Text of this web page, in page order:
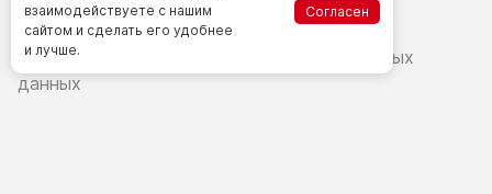
Счетчики посетителей в РФ
Политика в области обработки персональных
данных
взаимодействуете с нашим
сайтом и сделать его удобнее
и лучше.
Согласен